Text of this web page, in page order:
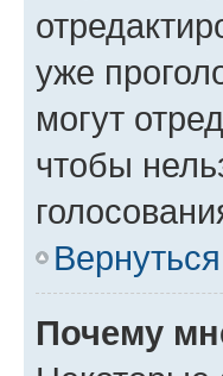
уже
могут
чтобы
Почему